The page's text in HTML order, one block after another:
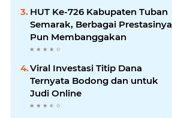
HUT Ke-726 Kabupaten Tuban
Semarak, Berbagai Prestasinya
Pun Membanggakan
Viral Investasi Titip Dana
Ternyata Bodong dan untuk
Judi Online